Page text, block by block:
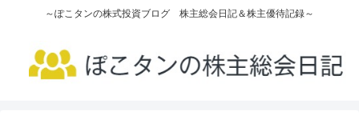
～ぽこタンの株式投資ブログ 株主総会日記＆株主優待記録～